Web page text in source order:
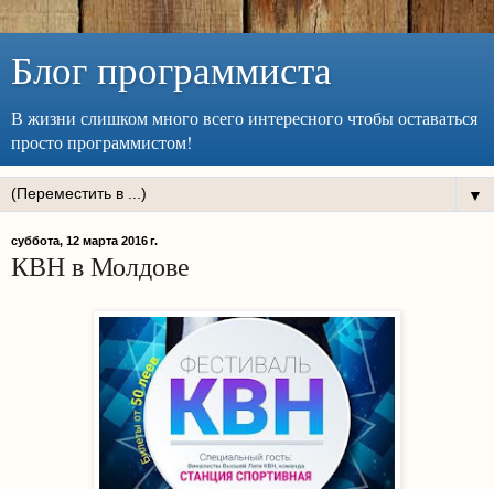
Блог программиста
В жизни слишком много всего интересного чтобы оставаться
просто программистом!
▼
суббота, 12 марта 2016 г.
КВН в Молдове